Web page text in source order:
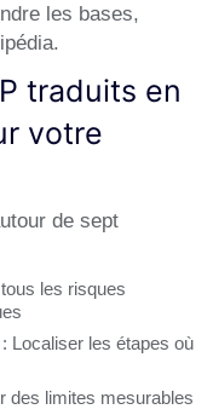
les bases,
traduits en
votre
de sept
les risques
: Localiser les étapes où
des limites mesurables